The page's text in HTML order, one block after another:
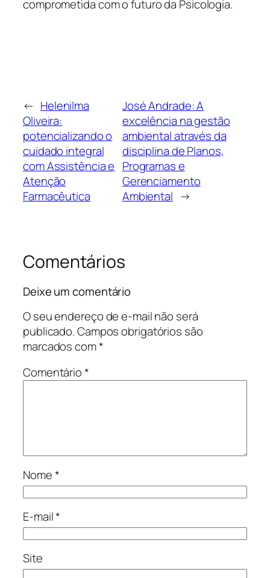
comprometida com o futuro da Psicologia.
← Helenilma
Oliveira:
potencializando o
cuidado integral
com Assistência e
Atenção
Farmacêutica
José Andrade: A
excelência na gestão
ambiental através da
disciplina de Planos,
Programas e
Gerenciamento
Ambiental →
Comentários
Deixe um comentário
O seu endereço de e-mail não será
publicado.Campos obrigatórios são
marcados com*
Comentário*
Nome*
E-mail*
Site